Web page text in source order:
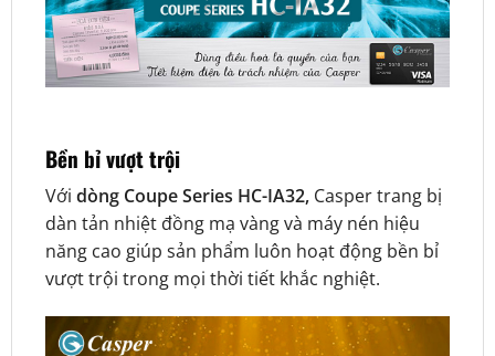
Bền bỉ vượt trội
Với dòng Coupe Series HC-IA32, Casper trang bị
dàn tản nhiệt đồng mạ vàng và máy nén hiệu
năng cao giúp sản phẩm luôn hoạt động bền bỉ
vượt trội trong mọi thời tiết khắc nghiệt.